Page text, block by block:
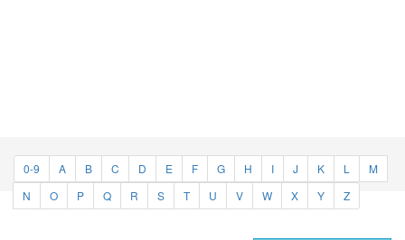
0-9 A B C D E F G H I J K L
M
N
O P Q R S T U V W X Y Z